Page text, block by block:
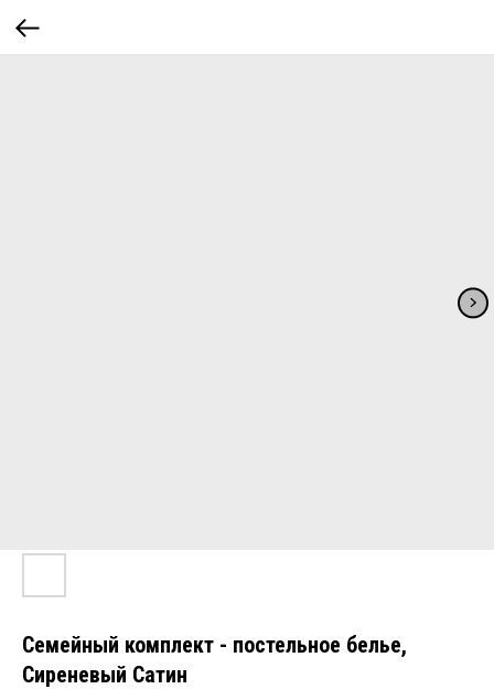
Семейный комплект - постельное белье,
Сиреневый Сатин